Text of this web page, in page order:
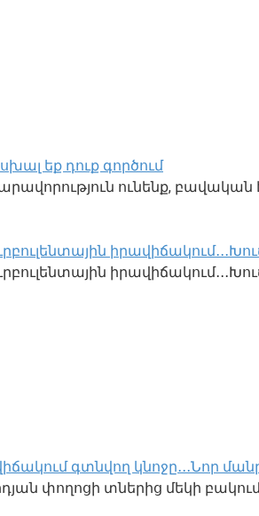
եք դուք գործում
ունենք,
գտնվող կնոջը․․․Նոր
փողոցի տներից մեկի